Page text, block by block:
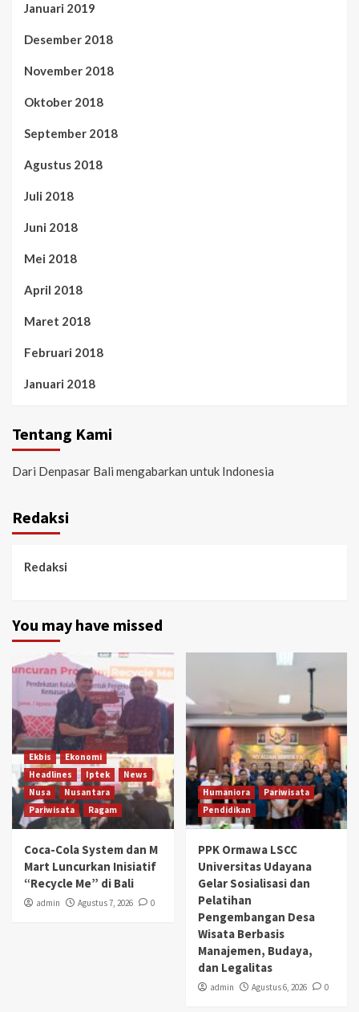
Januari 2019
Desember 2018
November 2018
Oktober 2018
September 2018
Agustus 2018
Juli 2018
Juni 2018
Mei 2018
April 2018
Maret 2018
Februari 2018
Januari 2018
Tentang Kami
Dari Denpasar Bali mengabarkan untuk Indonesia
Redaksi
Redaksi
You may have missed
Ekbis
Ekonomi
Headlines
Iptek
News
Nusa
Nusantara
Pariwisata
Ragam
Coca-Cola System dan M
Mart Luncurkan Inisiatif
“Recycle Me” di Bali
admin Agustus 7, 2026 0
Humaniora
Pariwisata
Pendidikan
PPK Ormawa LSCC
Universitas Udayana
Gelar Sosialisasi dan
Pelatihan
Pengembangan Desa
Wisata Berbasis
Manajemen, Budaya,
dan Legalitas
admin Agustus 6, 2026 0